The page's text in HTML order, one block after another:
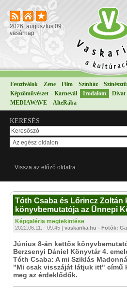
2026. augusztus 09.
vasárnap
Fesztiválok Zene Film Színház
Képzőművészet
Karnevál Irodalom Divat
MEDIAWAVE
AlteRába
KERESÉS
Vissza az előző oldalra
Tóth Csaba és Lőrincz Zoltán
könyvbemutatója az Ünnepi
Képgaléria megtekintése
2022.06.11. - 09:45 | vaskarika.hu - Fotók:
Június 8-án kettős
Berzsenyi Dániel Könyvtár 4.
Tóth Csaba: A mi Sziklás
"Mi csak visszáját látjuk itt" című
meg az érdeklődők.